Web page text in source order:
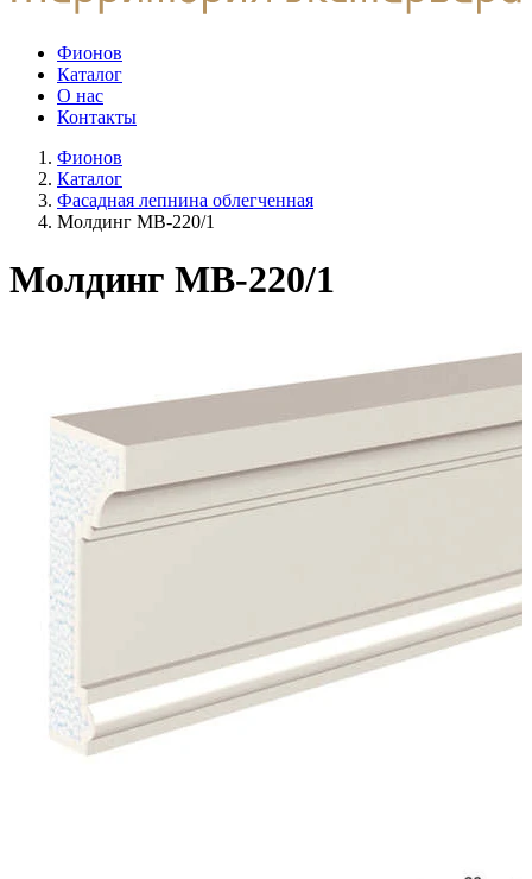
Фионов
Каталог
О нас
Контакты
Фионов
Каталог
Фасадная лепнина облегченная
Молдинг МВ-220/1
Молдинг МВ-220/1